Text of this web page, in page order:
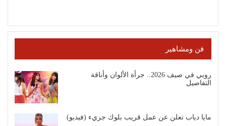
فن ومشاهير
روبي في صيف 2026.. جرأة الألوان وأناقة
التفاصيل
مايا دياب تعلن عن عمل قريب بلوك جريء (فيديو)